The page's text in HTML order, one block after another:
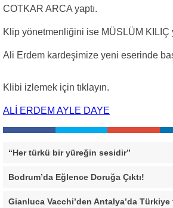
COTKAR ARCA yaptı.
Klip yönetmenliğini ise MÜSLÜM KILIÇ
Ali Erdem kardeşimize yeni eserinde
Klibi izlemek için tıklayın.
ALİ ERDEM AYLE DAYE
“Her türkü bir yüreğin sesidir”
Bodrum’da Eğlence Doruğa Çıktı!